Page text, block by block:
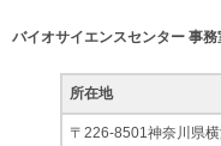
バイオサイエンスセンター 事務
所在地
〒226-8501神奈川県